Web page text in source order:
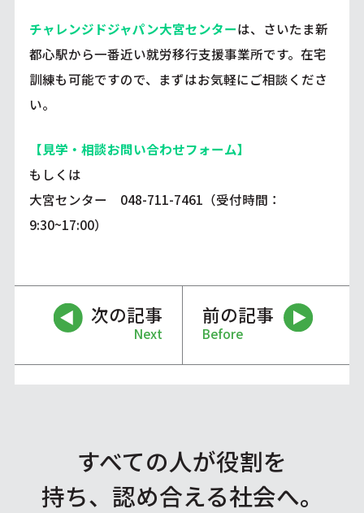
チャレンジドジャパン大宮センターは、さいたま新
都心駅から一番近い就労移行支援事業所です。在宅
訓練も可能ですので、まずはお気軽にご相談くださ
い。
【見学・相談お問い合わせフォーム】
もしくは
大宮センター 048-711-7461（受付時間：
9:30~17:00）
次の記事
Next
前の記事
Before
すべての人が役割を
持ち、認め合える社会へ。